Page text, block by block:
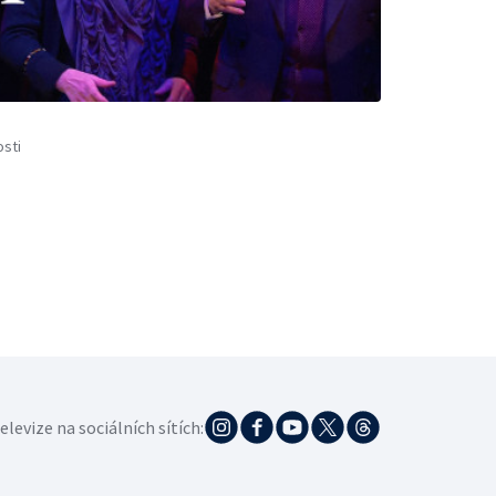
na sociálních sítích: